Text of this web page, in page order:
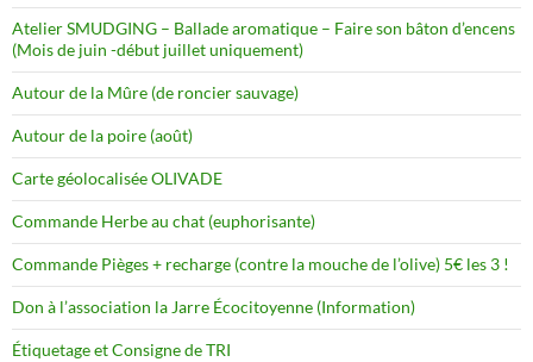
Atelier SMUDGING – Ballade aromatique – Faire son bâton d’encens
(Mois de juin -début juillet uniquement)
Autour de la Mûre (de roncier sauvage)
Autour de la poire (août)
Carte géolocalisée OLIVADE
Commande Herbe au chat (euphorisante)
Commande Pièges + recharge (contre la mouche de l’olive) 5€ les 3 !
Don à l’association la Jarre Écocitoyenne (Information)
Étiquetage et Consigne de TRI